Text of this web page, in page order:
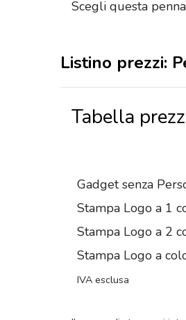
Scegli questa
Listino prezzi:
Tabella
Gadget senza
Stampa Logo a 1
Stampa Logo a 2
Stampa Logo a
IVA esclusa